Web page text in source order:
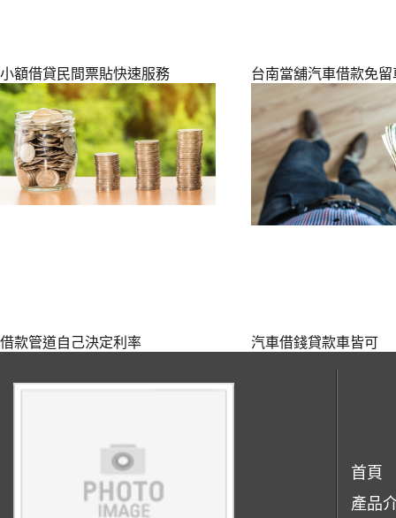
小額借貸民間票貼快速服務 台南當舖汽車借款免留
借款管道自己決定利率 汽車借錢貸款車皆可
首頁
產品